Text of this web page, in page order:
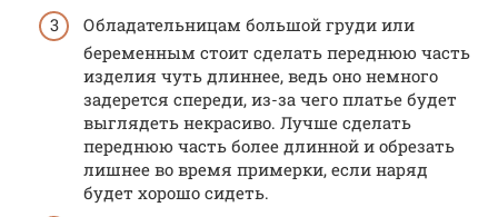
Обладательницам большой груди или
беременным стоит сделать переднюю часть
изделия чуть длиннее, ведь оно немного
задерется спереди, из-за чего платье будет
выглядеть некрасиво. Лучше сделать
переднюю часть более длинной и обрезать
лишнее во время примерки, если наряд
будет хорошо сидеть.